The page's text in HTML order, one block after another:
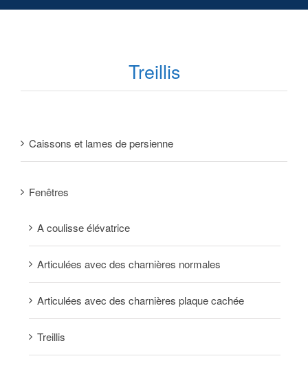
Treillis
Caissons et lames de persienne
Fenêtres
A coulisse élévatrice
Articulées avec des charnières normales
Articulées avec des charnières plaque cachée
Treillis